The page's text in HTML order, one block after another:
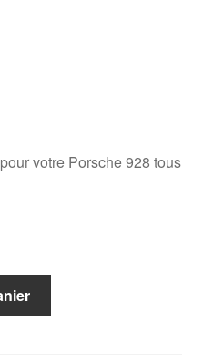
votre Porsche 928 tous